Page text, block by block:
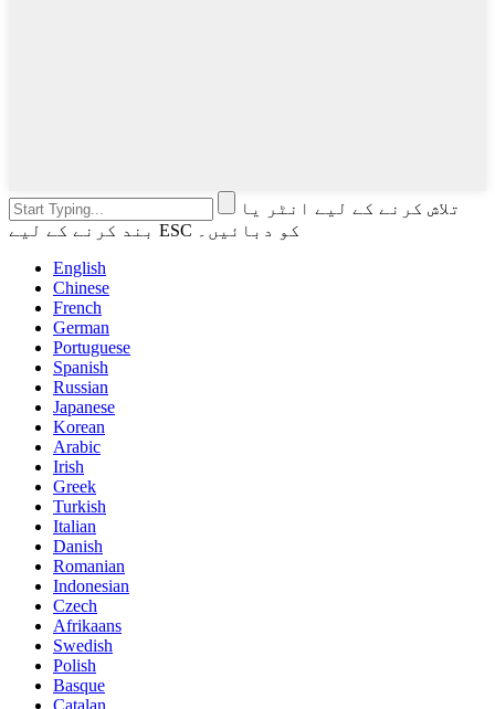
تلاش کرنے کے لیے انٹر یا
بند کرنے کے لیے ESC کو دبائیں۔
English
Chinese
French
German
Portuguese
Spanish
Russian
Japanese
Korean
Arabic
Irish
Greek
Turkish
Italian
Danish
Romanian
Indonesian
Czech
Afrikaans
Swedish
Polish
Basque
Catalan